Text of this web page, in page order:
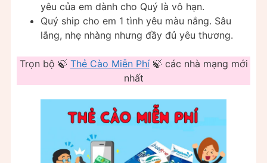
yêu của em dành cho Quý là vô hạn.
Quý ship cho em 1 tình yêu màu nắng. Sâu
lắng, nhẹ nhàng nhưng đầy đủ yêu thương.
Trọn bộ 🍃 Thẻ Cào Miễn Phí🍃 các nhà mạng mới
nhất